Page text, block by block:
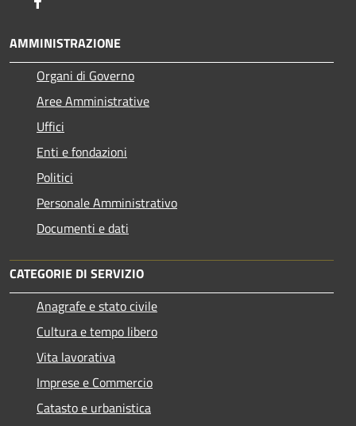
AMMINISTRAZIONE
Organi di Governo
Aree Amministrative
Uffici
Enti e fondazioni
Politici
Personale Amministrativo
Documenti e dati
CATEGORIE DI SERVIZIO
Anagrafe e stato civile
Cultura e tempo libero
Vita lavorativa
Imprese e Commercio
Catasto e urbanistica